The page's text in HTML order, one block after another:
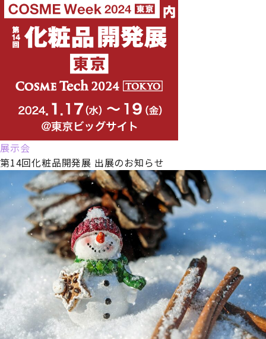
展示会
第14回化粧品開発展 出展のお知らせ